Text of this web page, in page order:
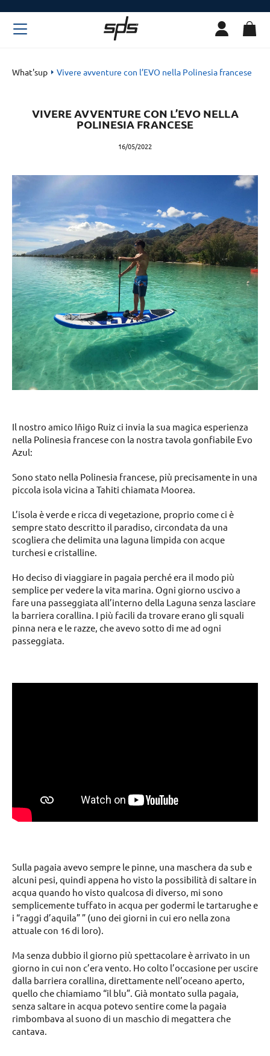
What'sup Vivere avventure con l’EVO nella Polinesia francese
VIVERE AVVENTURE CON L’EVO NELLA
POLINESIA FRANCESE
16/05/2022
Il nostro amico Iñigo Ruiz ci invia la sua magica esperienza
nella Polinesia francese con la nostra tavola gonfiabile Evo
Azul:
Sono stato nella Polinesia francese, più precisamente in una
piccola isola vicina a Tahiti chiamata Moorea.
L’isola è verde e ricca di vegetazione, proprio come ci è
sempre stato descritto il paradiso, circondata da una
scogliera che delimita una laguna limpida con acque
turchesi e cristalline.
Ho deciso di viaggiare in pagaia perché era il modo più
semplice per vedere la vita marina. Ogni giorno uscivo a
fare una passeggiata all’interno della Laguna senza lasciare
la barriera corallina. I più facili da trovare erano gli squali
pinna nera e le razze, che avevo sotto di me ad ogni
passeggiata.
Sulla pagaia avevo sempre le pinne, una maschera da sub e
alcuni pesi, quindi appena ho visto la possibilità di saltare in
acqua quando ho visto qualcosa di diverso, mi sono
semplicemente tuffato in acqua per godermi le tartarughe e
i “raggi d’aquila” ” (uno dei giorni in cui ero nella zona
attuale con 16 di loro).
Ma senza dubbio il giorno più spettacolare è arrivato in un
giorno in cui non c’era vento. Ho colto l’occasione per uscire
dalla barriera corallina, direttamente nell’oceano aperto,
quello che chiamiamo “il blu”. Già montato sulla pagaia,
senza saltare in acqua potevo sentire come la pagaia
rimbombava al suono di un maschio di megattera che
cantava.